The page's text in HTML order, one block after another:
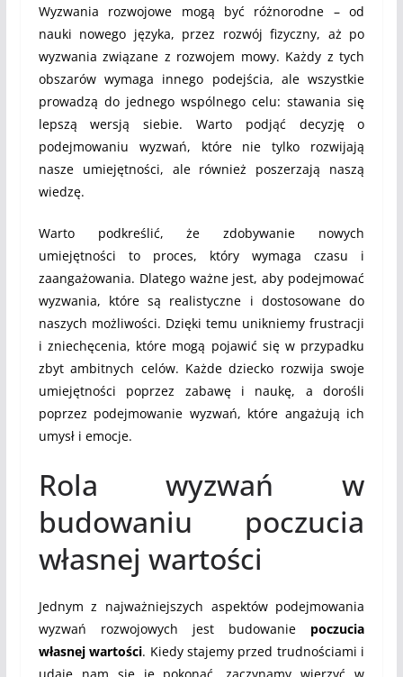
Wyzwania rozwojowe mogą być różnorodne – od
nauki nowego języka, przez rozwój fizyczny, aż po
wyzwania związane z rozwojem mowy. Każdy z tych
obszarów wymaga innego podejścia, ale wszystkie
prowadzą do jednego wspólnego celu: stawania się
lepszą wersją siebie. Warto podjąć decyzję o
podejmowaniu wyzwań, które nie tylko rozwijają
nasze umiejętności, ale również poszerzają naszą
wiedzę.
Warto podkreślić, że zdobywanie nowych
umiejętności to proces, który wymaga czasu i
zaangażowania. Dlatego ważne jest, aby podejmować
wyzwania, które są realistyczne i dostosowane do
naszych możliwości. Dzięki temu unikniemy frustracji
i zniechęcenia, które mogą pojawić się w przypadku
zbyt ambitnych celów. Każde dziecko rozwija swoje
umiejętności poprzez zabawę i naukę, a dorośli
poprzez podejmowanie wyzwań, które angażują ich
umysł i emocje.
Rola wyzwań w
budowaniu poczucia
własnej wartości
Jednym z najważniejszych aspektów podejmowania
wyzwań rozwojowych jest budowanie poczucia
własnej wartości. Kiedy stajemy przed trudnościami i